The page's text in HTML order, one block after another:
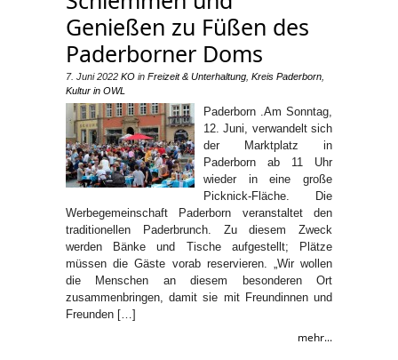
Genießen zu Füßen des
Paderborner Doms
7. Juni 2022 KO in Freizeit & Unterhaltung Kreis Paderborn
Kultur in OWL
Paderborn .Am Sonntag,
12. Juni, verwandelt sich
der Marktplatz in
Paderborn ab 11 Uhr
wieder in eine große
Picknick-Fläche. Die
Werbegemeinschaft Paderborn veranstaltet den
traditionellen Paderbrunch. Zu diesem Zweck
werden Bänke und Tische aufgestellt; Plätze
müssen die Gäste vorab reservieren. „Wir wollen
die Menschen an diesem besonderen Ort
zusammenbringen, damit sie mit Freundinnen und
Freunden […]
mehr...